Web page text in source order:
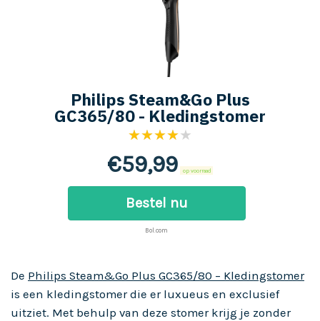
Philips Steam&Go Plus
GC365/80 - Kledingstomer
★★★★★
€59,99 op voorraad
Bestel nu
Bol.com
De Philips Steam&Go Plus GC365/80 – Kledingstomer
is een kledingstomer die er luxueus en exclusief
uitziet. Met behulp van deze stomer krijg je zonder